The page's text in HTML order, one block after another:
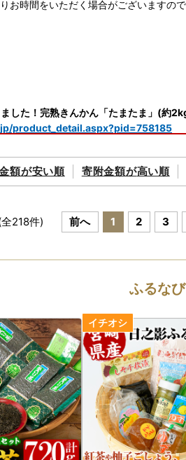
お時間をいただく場合がございますの
した！完熟きんかん「たまたま」(約
product_detail.aspx?pid=758185
イガモ米掲載再開しました★
product_detail.aspx?pid=446342
product_detail.aspx?pid=446317
product_detail.aspx?pid=446316
product_detail.aspx?pid=1156315
product_detail.aspx?pid=1156319
／レビューを書いてあなたの気持ちを
付履歴より記入が可能です。
品の配送状況に関わらず、寄附を行っ
額が安い順 寄附金額が高い順
218件) 前へ 1 2 3
ふるな